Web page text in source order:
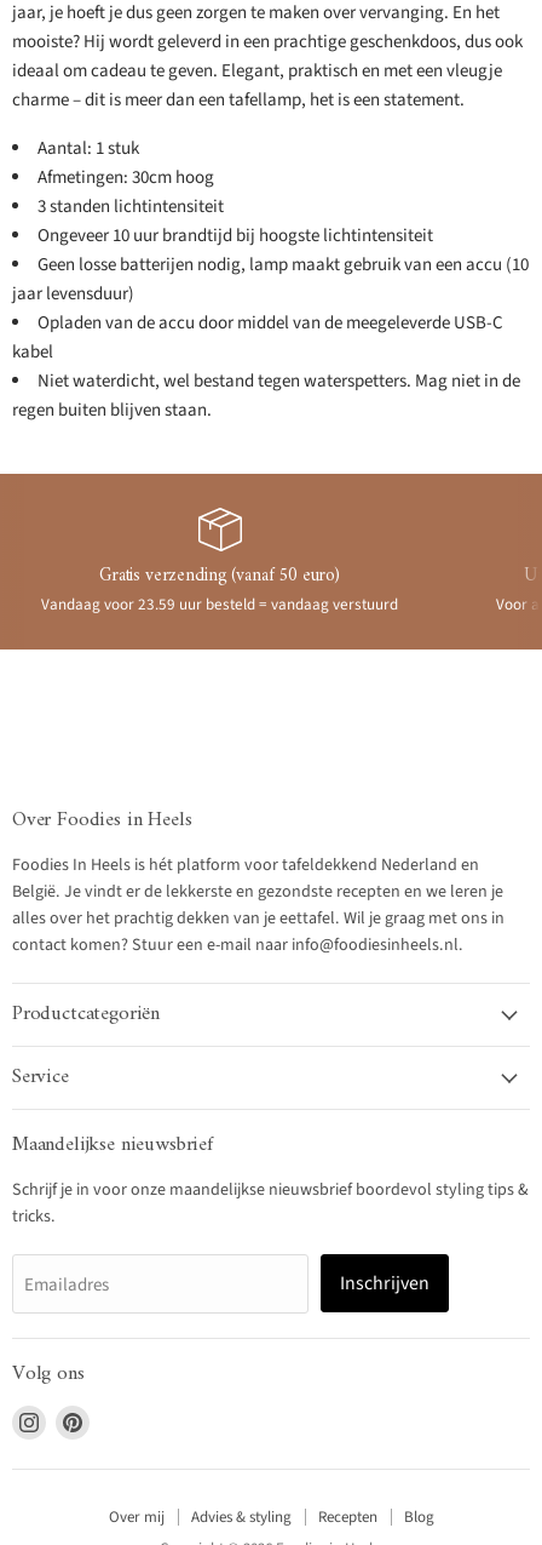
jaar, je hoeft je dus geen zorgen te maken over vervanging. En het
mooiste? Hij wordt geleverd in een prachtige geschenkdoos, dus ook
ideaal om cadeau te geven. Elegant, praktisch en met een vleugje
charme – dit is meer dan een tafellamp, het is een statement.
Aantal: 1 stuk
Afmetingen: 30cm hoog
3 standen lichtintensiteit
Ongeveer 10 uur brandtijd bij hoogste lichtintensiteit
Geen losse batterijen nodig, lamp maakt gebruik van een accu (10
jaar levensduur)
Opladen van de accu door middel van de meegeleverde USB-C
kabel
Niet waterdicht, wel bestand tegen waterspetters. Mag niet in de
regen buiten blijven staan.
Gratis verzending (vanaf 50 euro)
Vandaag voor 23.59 uur besteld = vandaag verstuurd Voor
Over Foodies in Heels
Foodies In Heels is hét platform voor tafeldekkend Nederland en
België. Je vindt er de lekkerste en gezondste recepten en we leren je
alles over het prachtig dekken van je eettafel. Wil je graag met ons in
contact komen? Stuur een e-mail naar info@foodiesinheels.nl.
Productcategoriën
Service
Maandelijkse nieuwsbrief
Schrijf je in voor onze maandelijkse nieuwsbrief boordevol styling tips &
tricks.
Emailadres Inschrijven
Volg ons
Vind
ons
op
Vind
op
Over mij Advies & styling Recepten
Blog